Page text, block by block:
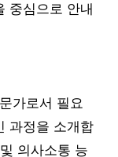
중심으로 안내
가로서 필요
과정을 소개합
의사소통 능